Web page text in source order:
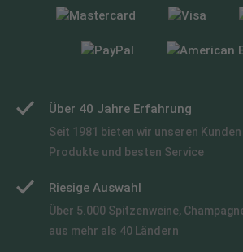
Über 40 Jahre Erfahrung
Seit 1981 bieten wir unseren
Produkte und besten Service
Riesige Auswahl
Über 5.000 Spitzenweine,
aus mehr als 40 Ländern